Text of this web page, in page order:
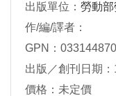
出版單位： 勞動
作/編/譯者：
GPN：
出版／創刊日期
價格：未定價